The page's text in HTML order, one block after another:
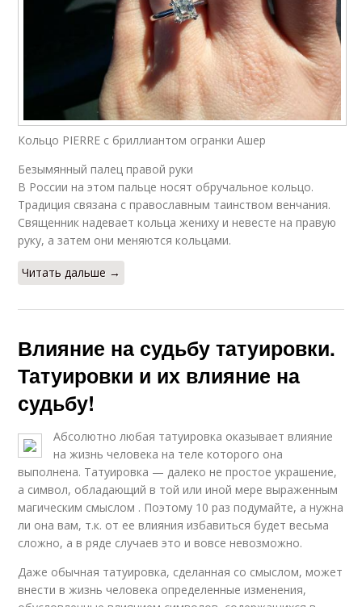
Кольцо PIERRE с бриллиантом огранки Ашер
Безымянный палец правой руки
В России на этом пальце носят обручальное кольцо.
Традиция связана с православным таинством венчания.
Священник надевает кольца жениху и невесте на правую
руку, а затем они меняются кольцами.
Читать дальше →
Влияние на судьбу татуировки.
Татуировки и их влияние на
судьбу!
Абсолютно любая татуировка оказывает влияние
на жизнь человека на теле которого она
выполнена. Татуировка — далеко не простое украшение,
а символ, обладающий в той или иной мере выраженным
магическим смыслом . Поэтому 10 раз подумайте, а нужна
ли она вам, т.к. от ее влияния избавиться будет весьма
сложно, а в ряде случаев это и вовсе невозможно.
Даже обычная татуировка, сделанная со смыслом, может
внести в жизнь человека определенные изменения,